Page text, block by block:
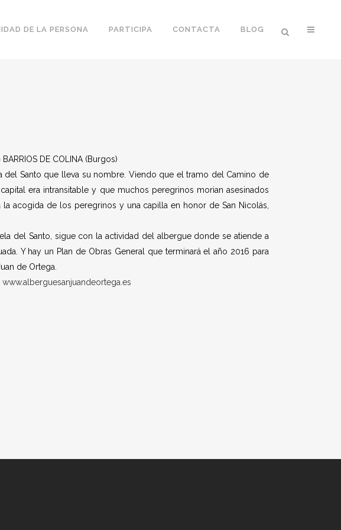
DE LA PERSONA PARTICIPA CONTACTA BLOG
DE COLINA (Burgos)
del Santo que lleva su nombre. Viendo que el tramo del Camino de
era intransitable y que muchos peregrinos morian asesinados
acogida de los peregrinos y una capilla en honor de San Nicolás,
del Santo, sigue con la actividad del albergue donde se atiende a
Y hay un Plan de Obras General que terminará el año 2016 para
de Ortega.
www.alberguesanjuandeortega.es